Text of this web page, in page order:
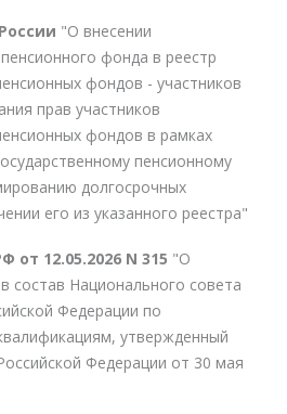
"О внесении
фонда в реестр
фондов - участников
прав участников
фондов в рамках
пенсионному
долгосрочных
его из указанного реестра"
от 12.05.2026 N 315 "О
состав Национального совета
Федерации по
утвержденный
Федерации от 30 мая